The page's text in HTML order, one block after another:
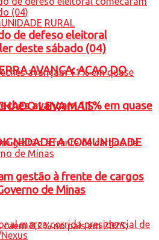
AVANÇA: ACAO DO
LEVA MAIS
A COMUNIDADE
de defeso eleitoral
deste sábado (04)
avançam 11% em quase
gestão à frente de cargos
de Minas